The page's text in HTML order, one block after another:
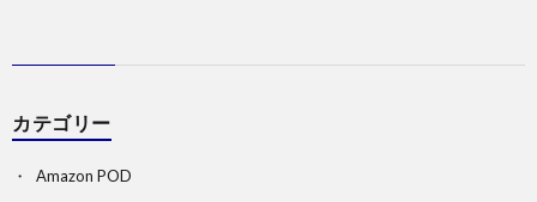
カテゴリー
Amazon POD